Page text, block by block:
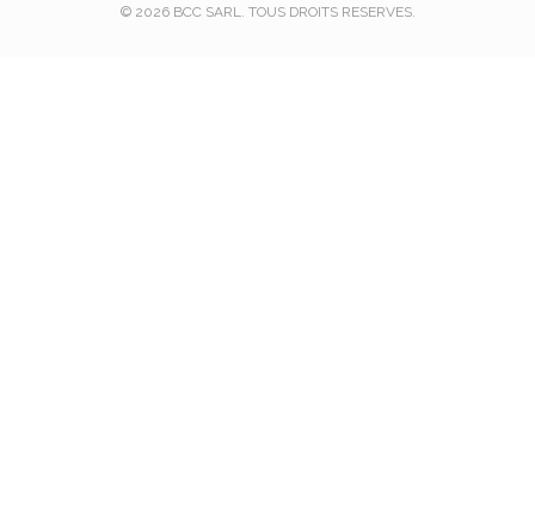
© 2026 BCC SARL. TOUS DROITS RESERVES.